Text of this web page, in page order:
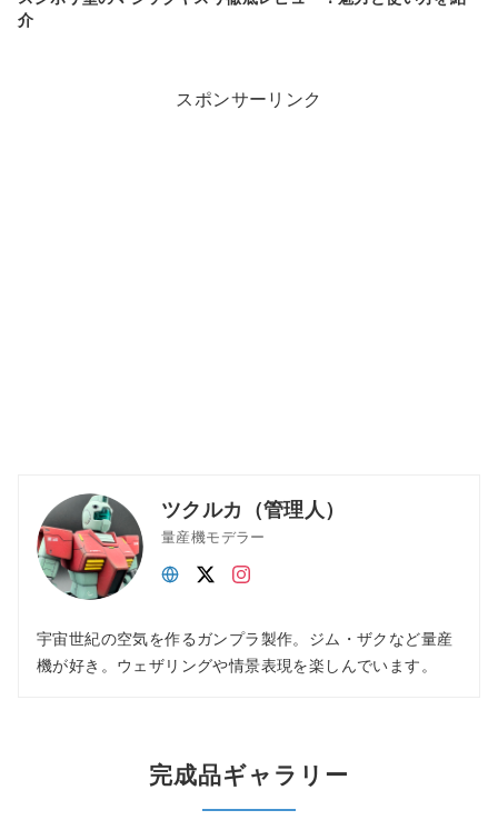
介
スポンサーリンク
ツクルカ（管理人）
量産機モデラー
宇宙世紀の空気を作るガンプラ製作。ジム・ザクなど量産
機が好き。ウェザリングや情景表現を楽しんでいます。
完成品ギャラリー